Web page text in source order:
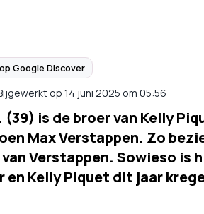
Google Discover
op 14 juni 2025 om 05:56
is de broer van Kelly
Max Verstappen. Zo
Verstappen. Sowieso is
en Kelly Piquet dit jaar